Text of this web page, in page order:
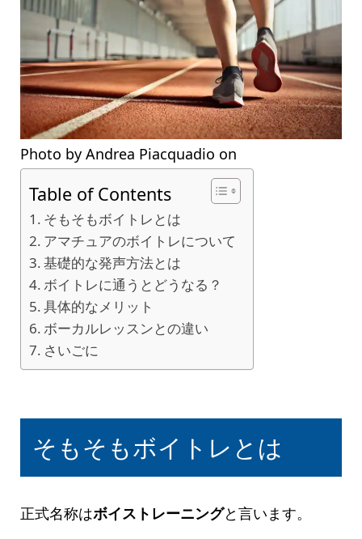
Photo by Andrea Piacquadio on
Table of Contents
そもそもボイトレとは
アマチュアのボイトレについて
基礎的な発声方法とは
ボイトレに通うとどうなる？
具体的なメリット
ボーカルレッスンとの違い
さいごに
そもそもボイトレとは
正式名称はボイストレーニングと言います。